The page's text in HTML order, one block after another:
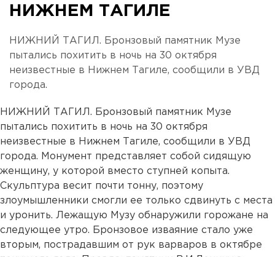
НИЖНЕМ ТАГИЛЕ
НИЖНИЙ ТАГИЛ. Бронзовый памятник Музе
пытались похитить в ночь на 30 октября
неизвестные в Нижнем Тагиле, сообщили в УВД
города.
НИЖНИЙ ТАГИЛ. Бронзовый памятник Музе
пытались похитить в ночь на 30 октября
неизвестные в Нижнем Тагиле, сообщили в УВД
города. Монумент представляет собой сидящую
женщину, у которой вместо ступней копыта.
Скульптура весит почти тонну, поэтому
злоумышленники смогли ее только сдвинуть с места
и уронить. Лежащую Музу обнаружили горожане на
следующее утро. Бронзовое изваяние стало уже
вторым, пострадавшим от рук варваров в октябре